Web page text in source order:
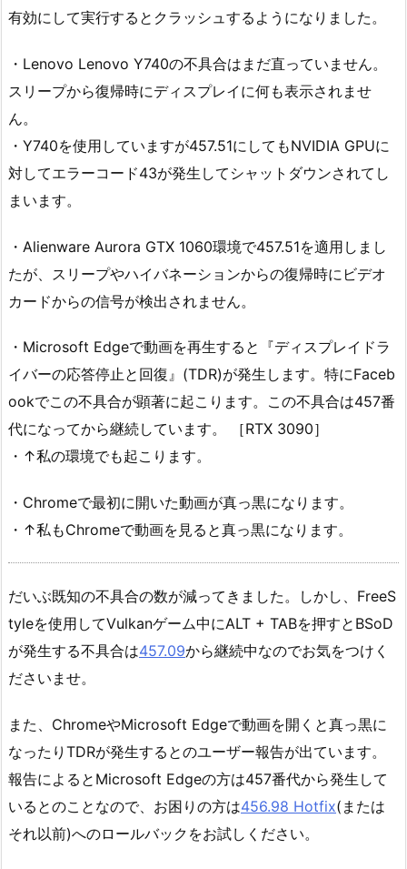
有効にして実行するとクラッシュするようになりました。
・Lenovo Lenovo Y740の不具合はまだ直っていません。
スリープから復帰時にディスプレイに何も表示されませ
ん。
・Y740を使用していますが457.51にしてもNVIDIA GPUに
対してエラーコード43が発生してシャットダウンされてし
まいます。
・Alienware Aurora GTX 1060環境で457.51を適用しまし
たが、スリープやハイバネーションからの復帰時にビデオ
カードからの信号が検出されません。
・Microsoft Edgeで動画を再生すると『ディスプレイドラ
イバーの応答停止と回復』(TDR)が発生します。特にFaceb
ookでこの不具合が顕著に起こります。この不具合は457番
代になってから継続しています。 ［RTX 3090］
・↑私の環境でも起こります。
・Chromeで最初に開いた動画が真っ黒になります。
・↑私もChromeで動画を見ると真っ黒になります。
だいぶ既知の不具合の数が減ってきました。しかし、FreeS
tyleを使用してVulkanゲーム中にALT + TABを押すとBSoD
が発生する不具合は457.09から継続中なのでお気をつけく
ださいませ。
また、ChromeやMicrosoft Edgeで動画を開くと真っ黒に
なったりTDRが発生するとのユーザー報告が出ています。
報告によるとMicrosoft Edgeの方は457番代から発生して
いるとのことなので、お困りの方は456.98 Hotfix(または
それ以前)へのロールバックをお試しください。